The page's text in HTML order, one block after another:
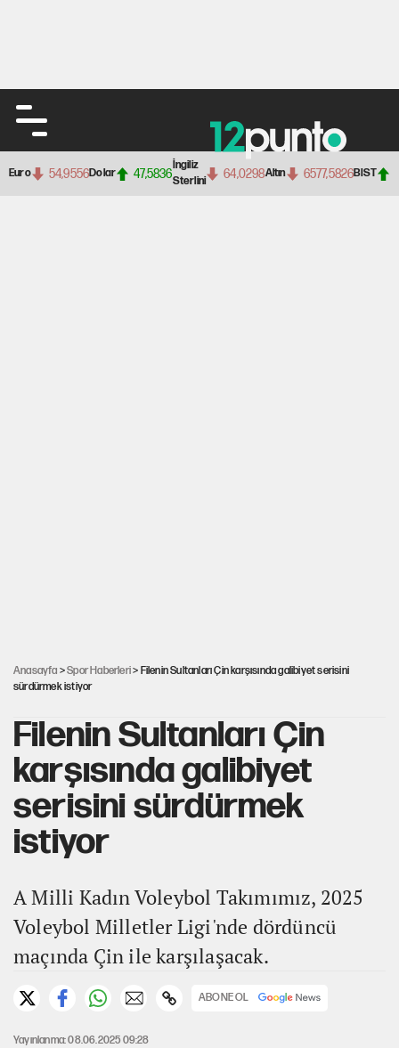
Euro 54,9556Dolar 47,5836
İngiliz
Sterlini
64,0298Altın 6577,5826BIST
Anasayfa >Spor Haberleri> Filenin Sultanları Çin karşısında galibiyet serisini
sürdürmek istiyor
Filenin Sultanları Çin
karşısında galibiyet
serisini sürdürmek
istiyor
A Milli Kadın Voleybol Takımımız, 2025
Voleybol Milletler Ligi'nde dördüncü
maçında Çin ile karşılaşacak.
ABONE OL
Yayınlanma: 08.06.2025 09:28